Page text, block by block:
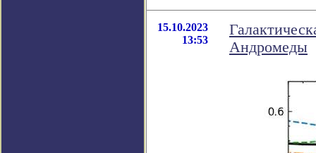
15.10.2023
13:53
Андромеды